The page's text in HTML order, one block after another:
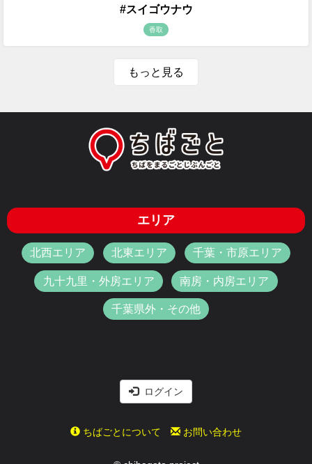
#スイゴウナウ
香取
もっと見る
エリア
北西エリア 北東エリア 千葉・市原エリア
九十九里・外房エリア 南房・内房エリア
千葉県外・その他
ログイン
ちばごとについて お問い合わせ